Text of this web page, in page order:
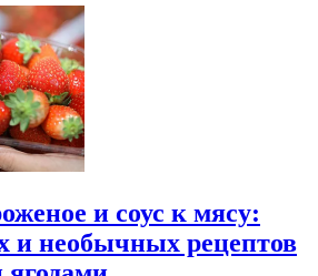
и соус к мясу:
и необычных рецептов